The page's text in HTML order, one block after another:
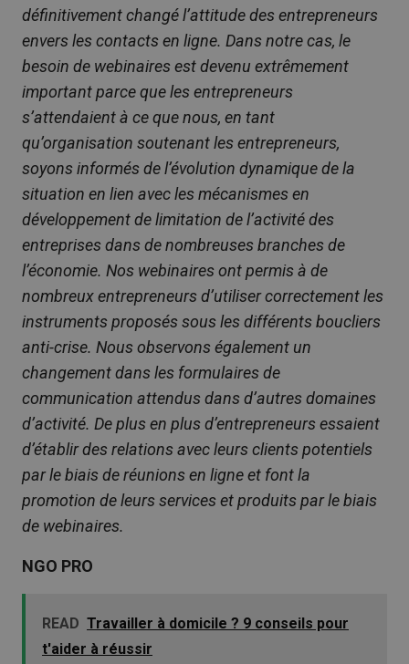
définitivement changé l’attitude des entrepreneurs
envers les contacts en ligne. Dans notre cas, le
besoin de webinaires est devenu extrêmement
important parce que les entrepreneurs
s’attendaient à ce que nous, en tant
qu’organisation soutenant les entrepreneurs,
soyons informés de l’évolution dynamique de la
situation en lien avec les mécanismes en
développement de limitation de l’activité des
entreprises dans de nombreuses branches de
l’économie. Nos webinaires ont permis à de
nombreux entrepreneurs d’utiliser correctement les
instruments proposés sous les différents boucliers
anti-crise. Nous observons également un
changement dans les formulaires de
communication attendus dans d’autres domaines
d’activité. De plus en plus d’entrepreneurs essaient
d’établir des relations avec leurs clients potentiels
par le biais de réunions en ligne et font la
promotion de leurs services et produits par le biais
de webinaires.
NGO PRO
READ Travailler à domicile ? 9 conseils pour
t'aider à réussir